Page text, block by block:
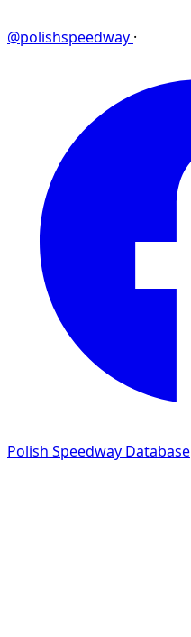
@polishspeedway ·
Polish Speedway Database